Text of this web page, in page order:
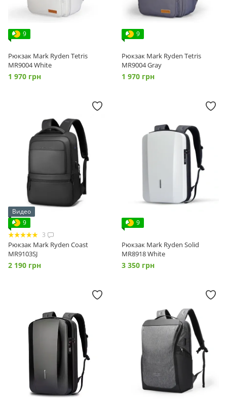
9
Рюкзак Mark Ryden Tetris
MR9004 White
1 970 грн
9
Рюкзак Mark Ryden Tetris
MR9004 Gray
1 970 грн
Видео
9
3
Рюкзак Mark Ryden Coast
MR9103SJ
2 190 грн
9
Рюкзак Mark Ryden Solid
MR8918 White
3 350 грн